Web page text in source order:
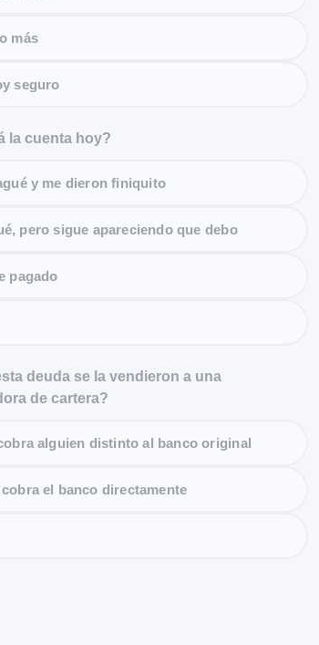
más
seguro
la cuenta hoy?
y me dieron finiquito
pero sigue apareciendo que debo
pagado
deuda se la vendieron a una
de cartera?
alguien distinto al banco original
cobra el banco directamente